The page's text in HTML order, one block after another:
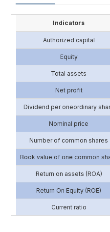
Indicators
Authorized capital
Equity
Total assets
Net profit
Dividend per oneordinary
Nominal price
Number of common shares
Book value of one common
Return on assets (ROA)
Return On Equity (ROE)
Current ratio